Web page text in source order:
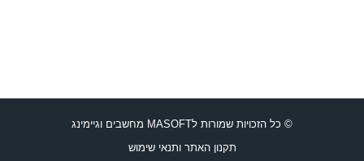
© כל הזכויות שמורות לMASOFT מחשבים וגיימינג
תקנון האתר ותנאי שימוש